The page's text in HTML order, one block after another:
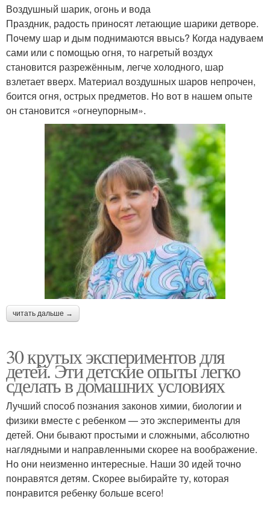
Воздушный шарик, огонь и вода
Праздник, радость приносят летающие шарики детворе.
Почему шар и дым поднимаются ввысь? Когда надуваем
сами или с помощью огня, то нагретый воздух
становится разрежённым, легче холодного, шар
взлетает вверх. Материал воздушных шаров непрочен,
боится огня, острых предметов. Но вот в нашем опыте
он становится «огнеупорным».
читать дальше →
30 крутых экспериментов для
детей. Эти детские опыты легко
сделать в домашних условиях
Лучший способ познания законов химии, биологии и
физики вместе с ребенком — это эксперименты для
детей. Они бывают простыми и сложными, абсолютно
наглядными и направленными скорее на воображение.
Но они неизменно интересные. Наши 30 идей точно
понравятся детям. Скорее выбирайте ту, которая
понравится ребенку больше всего!